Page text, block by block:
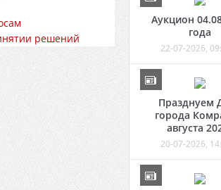
решений
Аукцион
года
22-07-2026,
Празднуем
города
августа
20-07-2026,